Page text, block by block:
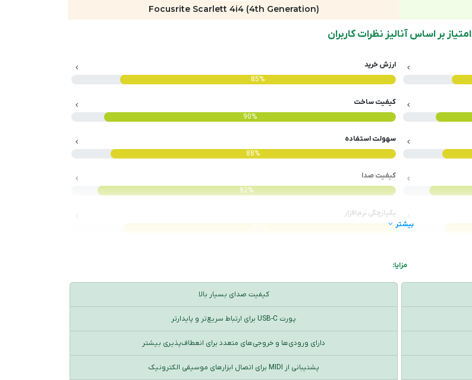
Focusrite Scarlett 4i4 (4th Generation)
امتیاز بر اساس آنالیز نظرات کاربران
ارزش خرید
85%
کیفیت ساخت
90%
سهولت استفاده
88%
کیفیت صدا
92%
یکپارچگی نرم‌افزار
بیشتر
مزایا:
کیفیت صدای بسیار بالا
پورت USB-C برای ارتباط سریع‌تر و پایدارتر
دارای ورودی‌ها و خروجی‌های متعدد برای انعطاف‌پذیری بیشتر
پشتیبانی از MIDI برای اتصال ابزارهای موسیقی الکترونیک